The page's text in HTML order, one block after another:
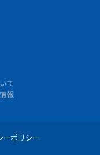
て
報
ーポリシー